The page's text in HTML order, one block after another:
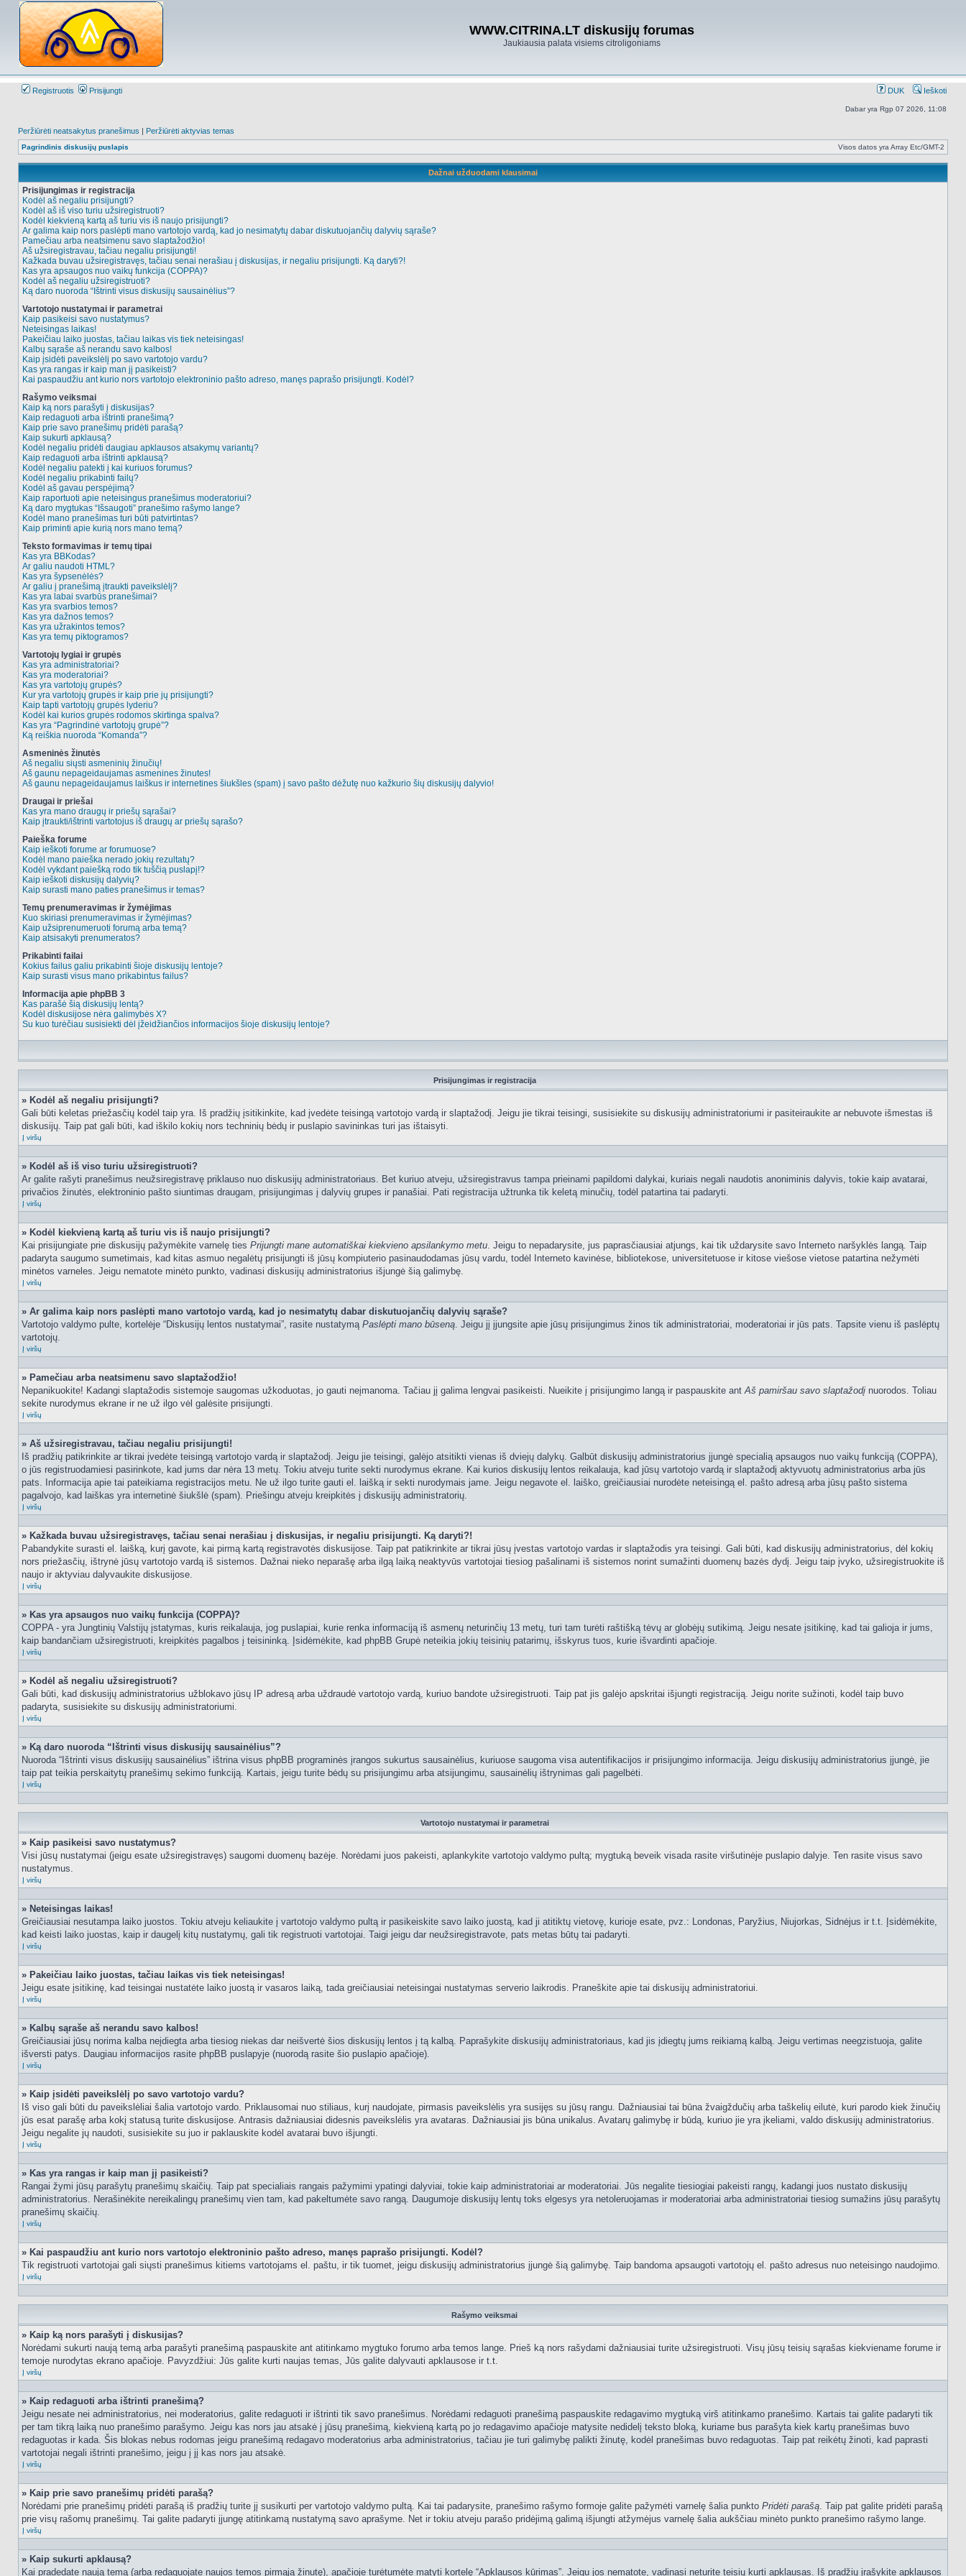
WWW.CITRINA.LT diskusijų forumas
Jaukiausia palata visiems citroligoniams
Registruotis Prisijungti DUK Ieškoti
Dabar yra Rgp 07 2026, 11:08
Peržiūrėti neatsakytus pranešimus | Peržiūrėti aktyvias temas
Pagrindinis diskusijų puslapis Visos datos yra Array Etc/GMT-2
Dažnai užduodami klausimai
Prisijungimas ir registracija
Kodėl aš negaliu prisijungti?
Kodėl aš iš viso turiu užsiregistruoti?
Kodėl kiekvieną kartą aš turiu vis iš naujo prisijungti?
Ar galima kaip nors paslėpti mano vartotojo vardą, kad jo nesimatytų dabar diskutuojančių dalyvių sąraše?
Pamečiau arba neatsimenu savo slaptažodžio!
Aš užsiregistravau, tačiau negaliu prisijungti!
Kažkada buvau užsiregistravęs, tačiau senai nerašiau į diskusijas, ir negaliu prisijungti. Ką daryti?!
Kas yra apsaugos nuo vaikų funkcija (COPPA)?
Kodėl aš negaliu užsiregistruoti?
Ką daro nuoroda “Ištrinti visus diskusijų sausainėlius”?
Vartotojo nustatymai ir parametrai
Kaip pasikeisi savo nustatymus?
Neteisingas laikas!
Pakeičiau laiko juostas, tačiau laikas vis tiek neteisingas!
Kalbų sąraše aš nerandu savo kalbos!
Kaip įsidėti paveikslėlį po savo vartotojo vardu?
Kas yra rangas ir kaip man jį pasikeisti?
Kai paspaudžiu ant kurio nors vartotojo elektroninio pašto adreso, manęs paprašo prisijungti. Kodėl?
Rašymo veiksmai
Kaip ką nors parašyti į diskusijas?
Kaip redaguoti arba ištrinti pranešimą?
Kaip prie savo pranešimų pridėti parašą?
Kaip sukurti apklausą?
Kodėl negaliu pridėti daugiau apklausos atsakymų variantų?
Kaip redaguoti arba ištrinti apklausą?
Kodėl negaliu patekti į kai kuriuos forumus?
Kodėl negaliu prikabinti failų?
Kodėl aš gavau perspėjimą?
Kaip raportuoti apie neteisingus pranešimus moderatoriui?
Ką daro mygtukas “Išsaugoti” pranešimo rašymo lange?
Kodėl mano pranešimas turi būti patvirtintas?
Kaip priminti apie kurią nors mano temą?
Teksto formavimas ir temų tipai
Kas yra BBKodas?
Ar galiu naudoti HTML?
Kas yra šypsenėlės?
Ar galiu į pranešimą įtraukti paveikslėlį?
Kas yra labai svarbūs pranešimai?
Kas yra svarbios temos?
Kas yra dažnos temos?
Kas yra užrakintos temos?
Kas yra temų piktogramos?
Vartotojų lygiai ir grupės
Kas yra administratoriai?
Kas yra moderatoriai?
Kas yra vartotojų grupės?
Kur yra vartotojų grupės ir kaip prie jų prisijungti?
Kaip tapti vartotojų grupės lyderiu?
Kodėl kai kurios grupės rodomos skirtinga spalva?
Kas yra “Pagrindinė vartotojų grupė”?
Ką reiškia nuoroda “Komanda”?
Asmeninės žinutės
Aš negaliu siųsti asmeninių žinučių!
Aš gaunu nepageidaujamas asmenines žinutes!
Aš gaunu nepageidaujamus laiškus ir internetines šiukšles (spam) į savo pašto dėžutę nuo kažkurio šių diskusijų dalyvio!
Draugai ir priešai
Kas yra mano draugų ir priešų sąrašai?
Kaip įtraukti/ištrinti vartotojus iš draugų ar priešų sąrašo?
Paieška forume
Kaip ieškoti forume ar forumuose?
Kodėl mano paieška nerado jokių rezultatų?
Kodėl vykdant paiešką rodo tik tuščią puslapį!?
Kaip ieškoti diskusijų dalyvių?
Kaip surasti mano paties pranešimus ir temas?
Temų prenumeravimas ir žymėjimas
Kuo skiriasi prenumeravimas ir žymėjimas?
Kaip užsiprenumeruoti forumą arba temą?
Kaip atsisakyti prenumeratos?
Prikabinti failai
Kokius failus galiu prikabinti šioje diskusijų lentoje?
Kaip surasti visus mano prikabintus failus?
Informacija apie phpBB 3
Kas parašė šią diskusijų lentą?
Kodėl diskusijose nėra galimybės X?
Su kuo turėčiau susisiekti dėl įžeidžiančios informacijos šioje diskusijų lentoje?
Prisijungimas ir registracija
» Kodėl aš negaliu prisijungti?
Gali būti keletas priežasčių kodėl taip yra. Iš pradžių įsitikinkite, kad įvedėte teisingą vartotojo vardą ir slaptažodį. Jeigu jie tikrai teisingi, susisiekite su diskusijų administratoriumi ir pasiteiraukite ar nebuvote išmestas iš
diskusijų. Taip pat gali būti, kad iškilo kokių nors techninių bėdų ir puslapio savininkas turi jas ištaisyti.
Į viršų
» Kodėl aš iš viso turiu užsiregistruoti?
Ar galite rašyti pranešimus neužsiregistravę priklauso nuo diskusijų administratoriaus. Bet kuriuo atveju, užsiregistravus tampa prieinami papildomi dalykai, kuriais negali naudotis anoniminis dalyvis, tokie kaip avatarai,
privačios žinutės, elektroninio pašto siuntimas draugam, prisijungimas į dalyvių grupes ir panašiai. Pati registracija užtrunka tik keletą minučių, todėl patartina tai padaryti.
Į viršų
» Kodėl kiekvieną kartą aš turiu vis iš naujo prisijungti?
Kai prisijungiate prie diskusijų pažymėkite varnelę ties Prijungti mane automatiškai kiekvieno apsilankymo metu. Jeigu to nepadarysite, jus paprasčiausiai atjungs, kai tik uždarysite savo Interneto naršyklės langą. Taip
padaryta saugumo sumetimais, kad kitas asmuo negalėtų prisijungti iš jūsų kompiuterio pasinaudodamas jūsų vardu, todėl Interneto kavinėse, bibliotekose, universitetuose ir kitose viešose vietose patartina nežymėti
minėtos varneles. Jeigu nematote minėto punkto, vadinasi diskusijų administratorius išjungė šią galimybę.
Į viršų
» Ar galima kaip nors paslėpti mano vartotojo vardą, kad jo nesimatytų dabar diskutuojančių dalyvių sąraše?
Vartotojo valdymo pulte, kortelėje “Diskusijų lentos nustatymai”, rasite nustatymą Paslėpti mano būseną. Jeigu jį įjungsite apie jūsų prisijungimus žinos tik administratoriai, moderatoriai ir jūs pats. Tapsite vienu iš paslėptų
vartotojų.
Į viršų
» Pamečiau arba neatsimenu savo slaptažodžio!
Nepanikuokite! Kadangi slaptažodis sistemoje saugomas užkoduotas, jo gauti neįmanoma. Tačiau jį galima lengvai pasikeisti. Nueikite į prisijungimo langą ir paspauskite antAš pamiršau savo slaptažodį nuorodos. Toliau
sekite nurodymus ekrane ir ne už ilgo vėl galėsite prisijungti.
Į viršų
» Aš užsiregistravau, tačiau negaliu prisijungti!
Iš pradžių patikrinkite ar tikrai įvedėte teisingą vartotojo vardą ir slaptažodį. Jeigu jie teisingi, galėjo atsitikti vienas iš dviejų dalykų. Galbūt diskusijų administratorius įjungė specialią apsaugos nuo vaikų funkciją (COPPA),
o jūs registruodamiesi pasirinkote, kad jums dar nėra 13 metų. Tokiu atveju turite sekti nurodymus ekrane. Kai kurios diskusijų lentos reikalauja, kad jūsų vartotojo vardą ir slaptažodį aktyvuotų administratorius arba jūs
pats. Informacija apie tai pateikiama registracijos metu. Ne už ilgo turite gauti el. laišką ir sekti nurodymais jame. Jeigu negavote el. laiško, greičiausiai nurodėte neteisingą el. pašto adresą arba jūsų pašto sistema
pagalvojo, kad laiškas yra internetinė šiukšlė (spam). Priešingu atveju kreipkitės į diskusijų administratorių.
Į viršų
» Kažkada buvau užsiregistravęs, tačiau senai nerašiau į diskusijas, ir negaliu prisijungti. Ką daryti?!
Pabandykite surasti el. laišką, kurį gavote, kai pirmą kartą registravotės diskusijose. Taip pat patikrinkite ar tikrai jūsų įvestas vartotojo vardas ir slaptažodis yra teisingi. Gali būti, kad diskusijų administratorius, dėl kokių
nors priežasčių, ištrynė jūsų vartotojo vardą iš sistemos. Dažnai nieko neparašę arba ilgą laiką neaktyvūs vartotojai tiesiog pašalinami iš sistemos norint sumažinti duomenų bazės dydį. Jeigu taip įvyko, užsiregistruokite iš
naujo ir aktyviau dalyvaukite diskusijose.
Į viršų
» Kas yra apsaugos nuo vaikų funkcija (COPPA)?
COPPA - yra Jungtinių Valstijų įstatymas, kuris reikalauja, jog puslapiai, kurie renka informaciją iš asmenų neturinčių 13 metų, turi tam turėti raštišką tėvų ar globėjų sutikimą. Jeigu nesate įsitikinę, kad tai galioja ir jums,
kaip bandančiam užsiregistruoti, kreipkitės pagalbos į teisininką. Įsidėmėkite, kad phpBB Grupė neteikia jokių teisinių patarimų, išskyrus tuos, kurie išvardinti apačioje.
Į viršų
» Kodėl aš negaliu užsiregistruoti?
Gali būti, kad diskusijų administratorius užblokavo jūsų IP adresą arba uždraudė vartotojo vardą, kuriuo bandote užsiregistruoti. Taip pat jis galėjo apskritai išjungti registraciją. Jeigu norite sužinoti, kodėl taip buvo
padaryta, susisiekite su diskusijų administratoriumi.
Į viršų
» Ką daro nuoroda “Ištrinti visus diskusijų sausainėlius”?
Nuoroda “Ištrinti visus diskusijų sausainėlius” ištrina visus phpBB programinės įrangos sukurtus sausainėlius, kuriuose saugoma visa autentifikacijos ir prisijungimo informacija. Jeigu diskusijų administratorius įjungė, jie
taip pat teikia perskaitytų pranešimų sekimo funkciją. Kartais, jeigu turite bėdų su prisijungimu arba atsijungimu, sausainėlių ištrynimas gali pagelbėti.
Į viršų
Vartotojo nustatymai ir parametrai
» Kaip pasikeisi savo nustatymus?
Visi jūsų nustatymai (jeigu esate užsiregistravęs) saugomi duomenų bazėje. Norėdami juos pakeisti, aplankykite vartotojo valdymo pultą; mygtuką beveik visada rasite viršutinėje puslapio dalyje. Ten rasite visus savo
nustatymus.
Į viršų
» Neteisingas laikas!
Greičiausiai nesutampa laiko juostos. Tokiu atveju keliaukite į vartotojo valdymo pultą ir pasikeiskite savo laiko juostą, kad ji atitiktų vietovę, kurioje esate, pvz.: Londonas, Paryžius, Niujorkas, Sidnėjus ir t.t. Įsidėmėkite,
kad keisti laiko juostas, kaip ir daugelį kitų nustatymų, gali tik registruoti vartotojai. Taigi jeigu dar neužsiregistravote, pats metas būtų tai padaryti.
Į viršų
» Pakeičiau laiko juostas, tačiau laikas vis tiek neteisingas!
Jeigu esate įsitikinę, kad teisingai nustatėte laiko juostą ir vasaros laiką, tada greičiausiai neteisingai nustatymas serverio laikrodis. Praneškite apie tai diskusijų administratoriui.
Į viršų
» Kalbų sąraše aš nerandu savo kalbos!
Greičiausiai jūsų norima kalba neįdiegta arba tiesiog niekas dar neišvertė šios diskusijų lentos į tą kalbą. Paprašykite diskusijų administratoriaus, kad jis įdiegtų jums reikiamą kalbą. Jeigu vertimas neegzistuoja, galite
išversti patys. Daugiau informacijos rasite phpBB puslapyje (nuorodą rasite šio puslapio apačioje).
Į viršų
» Kaip įsidėti paveikslėlį po savo vartotojo vardu?
Iš viso gali būti du paveikslėliai šalia vartotojo vardo. Priklausomai nuo stiliaus, kurį naudojate, pirmasis paveikslėlis yra susijęs su jūsų rangu. Dažniausiai tai būna žvaigždučių arba taškelių eilutė, kuri parodo kiek žinučių
jūs esat parašę arba kokį statusą turite diskusijose. Antrasis dažniausiai didesnis paveikslėlis yra avataras. Dažniausiai jis būna unikalus. Avatarų galimybę ir būdą, kuriuo jie yra įkeliami, valdo diskusijų administratorius.
Jeigu negalite jų naudoti, susisiekite su juo ir paklauskite kodėl avatarai buvo išjungti.
Į viršų
» Kas yra rangas ir kaip man jį pasikeisti?
Rangai žymi jūsų parašytų pranešimų skaičių. Taip pat specialiais rangais pažymimi ypatingi dalyviai, tokie kaip administratoriai ar moderatoriai. Jūs negalite tiesiogiai pakeisti rangų, kadangi juos nustato diskusijų
administratorius. Nerašinėkite nereikalingų pranešimų vien tam, kad pakeltumėte savo rangą. Daugumoje diskusijų lentų toks elgesys yra netoleruojamas ir moderatoriai arba administratoriai tiesiog sumažins jūsų parašytų
pranešimų skaičių.
Į viršų
» Kai paspaudžiu ant kurio nors vartotojo elektroninio pašto adreso, manęs paprašo prisijungti. Kodėl?
Tik registruoti vartotojai gali siųsti pranešimus kitiems vartotojams el. paštu, ir tik tuomet, jeigu diskusijų administratorius įjungė šią galimybę. Taip bandoma apsaugoti vartotojų el. pašto adresus nuo neteisingo naudojimo.
Į viršų
Rašymo veiksmai
» Kaip ką nors parašyti į diskusijas?
Norėdami sukurti naują temą arba parašyti pranešimą paspauskite ant atitinkamo mygtuko forumo arba temos lange. Prieš ką nors rašydami dažniausiai turite užsiregistruoti. Visų jūsų teisių sąrašas kiekviename forume ir
temoje nurodytas ekrano apačioje. Pavyzdžiui: Jūs galite kurti naujas temas, Jūs galite dalyvauti apklausose ir t.t.
Į viršų
» Kaip redaguoti arba ištrinti pranešimą?
Jeigu nesate nei administratorius, nei moderatorius, galite redaguoti ir ištrinti tik savo pranešimus. Norėdami redaguoti pranešimą paspauskite redagavimo mygtuką virš atitinkamo pranešimo. Kartais tai galite padaryti tik
per tam tikrą laiką nuo pranešimo parašymo. Jeigu kas nors jau atsakė į jūsų pranešimą, kiekvieną kartą po jo redagavimo apačioje matysite nedidelį teksto bloką, kuriame bus parašyta kiek kartų pranešimas buvo
redaguotas ir kada. Šis blokas nebus rodomas jeigu pranešimą redagavo moderatorius arba administratorius, tačiau jie turi galimybę palikti žinutę, kodėl pranešimas buvo redaguotas. Taip pat reikėtų žinoti, kad paprasti
vartotojai negali ištrinti pranešimo, jeigu į jį kas nors jau atsakė.
Į viršų
» Kaip prie savo pranešimų pridėti parašą?
Norėdami prie pranešimų pridėti parašą iš pradžių turite jį susikurti per vartotojo valdymo pultą. Kai tai padarysite, pranešimo rašymo formoje galite pažymėti varnelę šalia punkto Pridėti parašą. Taip pat galite pridėti parašą
prie visų rašomų pranešimų. Tai galite padaryti įjungę atitinkamą nustatymą savo aprašyme. Net ir tokiu atveju parašo pridėjimą galimą išjungti atžymėjus varnelę šalia aukščiau minėto punkto pranešimo rašymo lange.
Į viršų
» Kaip sukurti apklausą?
Kai pradedate naują temą (arba redaguojate naujos temos pirmąją žinutę), apačioje turėtumėte matyti kortelę “Apklausos kūrimas”. Jeigu jos nematote, vadinasi neturite teisių kurti apklausas. Iš pradžių įrašykite apklausos